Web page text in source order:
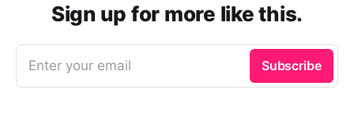
Sign up for more like this.
Enter your email Subscribe